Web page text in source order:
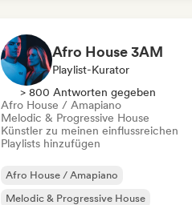
Afro House 3AM
Playlist-Kurator
> 800 Antworten gegeben
Afro House / Amapiano
Melodic & Progressive House
Künstler zu meinen einflussreichen
Playlists hinzufügen
Afro House / Amapiano
Melodic & Progressive House